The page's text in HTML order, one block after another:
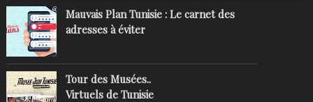
Mauvais Plan Tunisie : Le carnet des
adresses à éviter
Tour des Musées..
Virtuels de Tunisie